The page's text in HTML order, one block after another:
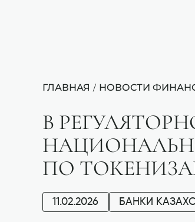
ГЛАВНАЯ / НОВОСТИ
В
ПО
11.02.2026 БАНКИ